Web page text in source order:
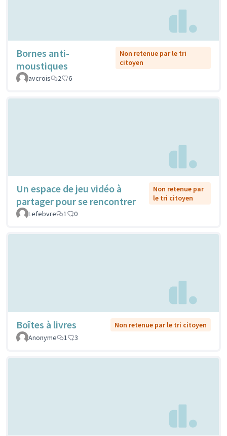
Bornes anti-
moustiques
Non retenue par le tri
citoyen
avcrois
2 6
Un espace de jeu vidéo à
partager pour se rencontrer
Non retenue par
le tri citoyen
Lefebvre
1 0
Boîtes à livres
Non retenue par le tri citoyen
Anonyme
1 3